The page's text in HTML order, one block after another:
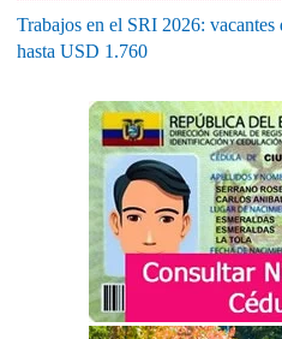
Trabajos en el SRI 2026:
hasta USD 1.760